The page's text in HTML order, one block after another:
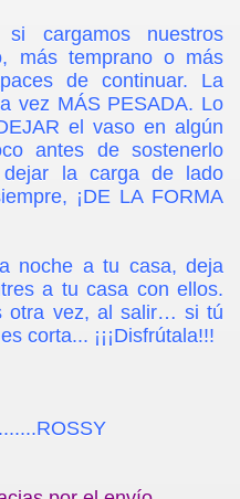
cargamos nuestros
más temprano o más
de continuar. La
vez MÁS PESADA. Lo
el vaso en algún
antes de sostenerlo
dejar la carga de lado
¡DE LA FORMA
noche a tu casa, deja
a tu casa con ellos.
otra vez, al salir… si tú
corta... ¡¡¡Disfrútala!!!